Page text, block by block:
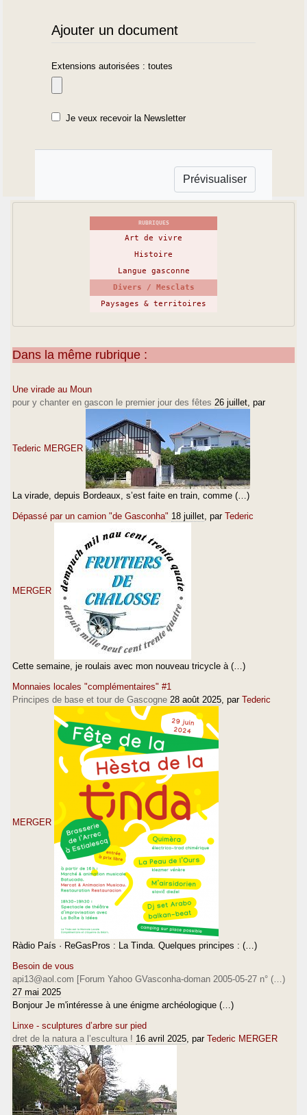
Ajouter un document
Extensions autorisées : toutes
Je veux recevoir la Newsletter
RUBRIQUES
Art de vivre
Histoire
Langue gasconne
Divers / Mesclats
Paysages & territoires
Dans la même rubrique :
Une virade au Moun
pour y chanter en gascon le premier jour des fêtes 26 juillet , par
Tederic MERGER
La virade, depuis Bordeaux, s’est faite en train, comme (…)
Dépassé par un camion "de Gasconha" 18 juillet , par Tederic
MERGER
Cette semaine, je roulais avec mon nouveau tricycle à (…)
Monnaies locales "complémentaires" #1
Principes de base et tour de Gascogne 28 août 2025 , par Tederic
MERGER
Ràdio País · ReGasPros : La Tinda. Quelques principes : (…)
Besoin de vous
api13@aol.com [Forum Yahoo GVasconha-doman 2005-05-27 n° (…)
27 mai 2025
Bonjour Je m'intéresse à une énigme archéologique (…)
Linxe - sculptures d’arbre sur pied
dret de la natura a l’escultura ! 16 avril 2025 , par Tederic MERGER